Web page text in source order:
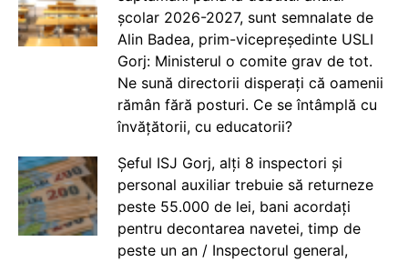
școlar 2026-2027, sunt semnalate de
Alin Badea, prim-vicepreședinte USLI
Gorj: Ministerul o comite grav de tot.
Ne sună directorii disperați că oamenii
rămân fără posturi. Ce se întâmplă cu
învățătorii, cu educatorii?
Șeful ISJ Gorj, alți 8 inspectori și
personal auxiliar trebuie să returneze
peste 55.000 de lei, bani acordați
pentru decontarea navetei, timp de
peste un an / Inspectorul general,